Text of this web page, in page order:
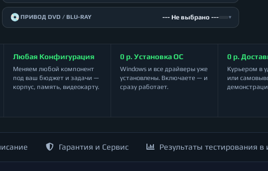
💿 ПРИВОД DVD / BLU-RAY --- Не выбрано --- ▾
Любая Конфигурация
Меняем любой компонент
под ваш бюджет и задачи —
корпус, память, видеокарту.
0 р. Установка ОС
Windows и все драйверы уже
установлены. Включаете — и
сразу работает.
0 р.
Курьером в
или
Гарантия и Сервис Результаты тестирования в